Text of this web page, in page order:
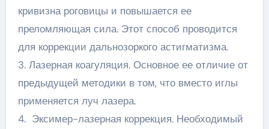
кривизна роговицы и повышается ее
преломляющая сила. Этот способ проводится
для коррекции дальнозоркого астигматизма.
3. Лазерная коагуляция. Основное ее отличие от
предыдущей методики в том, что вместо иглы
применяется луч лазера.
4. Эксимер-лазерная коррекция. Необходимый